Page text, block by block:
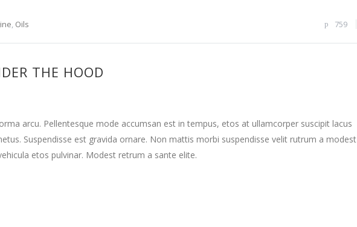
, Oils 759
THE HOOD
arcu. Pellentesque mode accumsan est in tempus, etos at ullamcorper suscipit lacus
Suspendisse est gravida ornare. Non mattis morbi suspendisse velit rutrum a modest
etos pulvinar. Modest retrum a sante elite.